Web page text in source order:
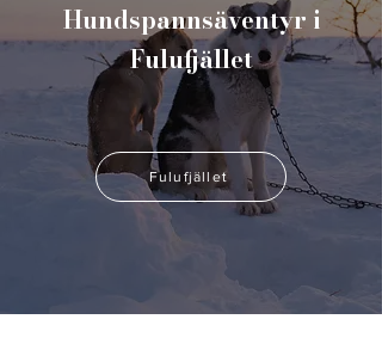
Hundspannsäventyr i
Fulufjället
Fulufjället